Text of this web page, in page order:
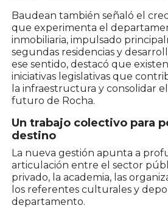
Baudean también señaló el
que experimenta el
inmobiliaria, impulsado
segundas residencias y
ese sentido, destacó que
iniciativas legislativas que
la infraestructura y consolidar
futuro de Rocha.
Un trabajo colectivo para
destino
La nueva gestión apunta a
articulación entre el sector
privado, la academia, las
los referentes culturales y
departamento.